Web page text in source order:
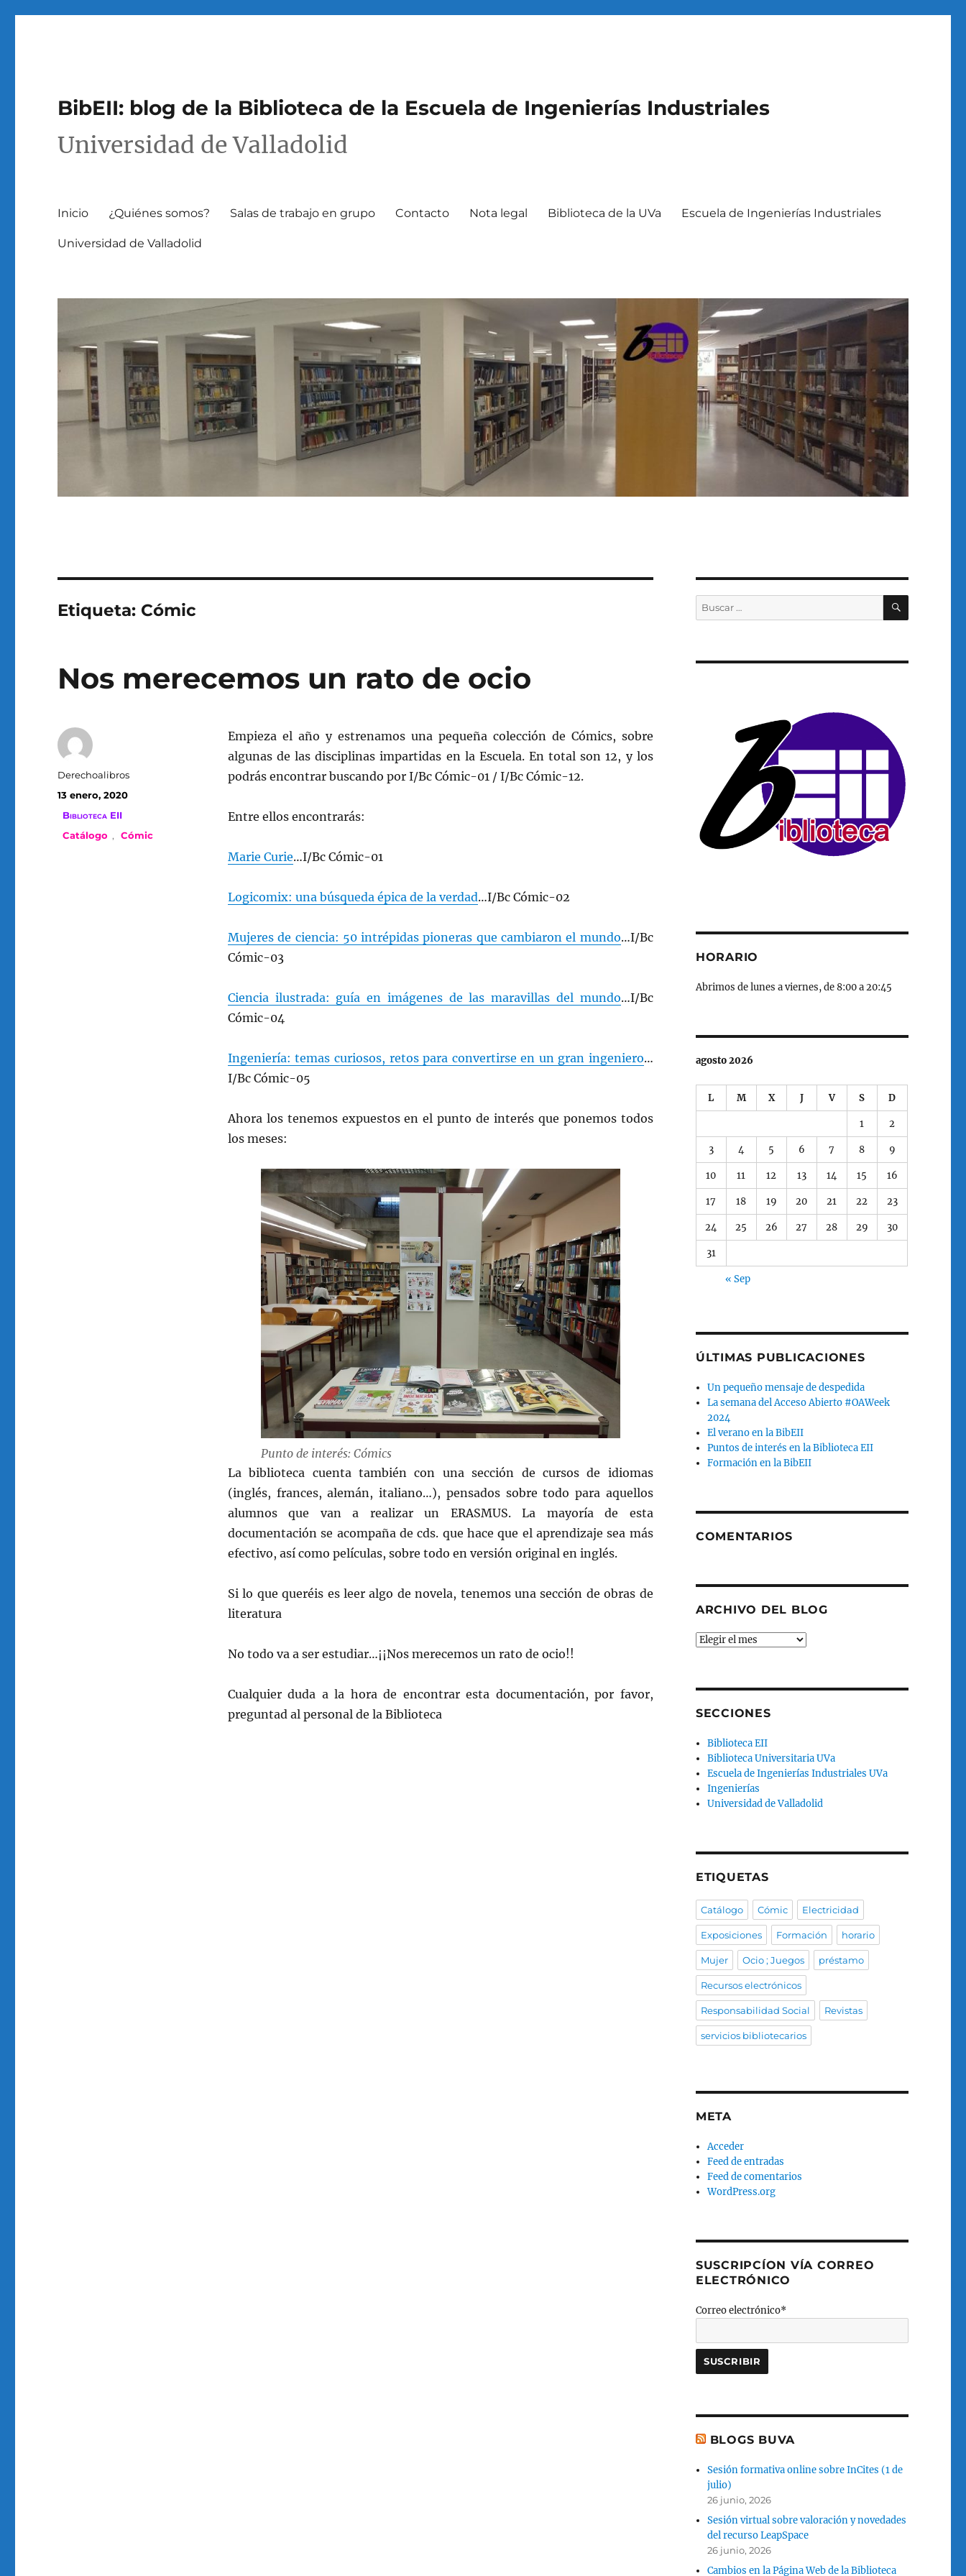
BibEII: blog de la Biblioteca de la Escuela de Ingenierías Industriales
Universidad de Valladolid
Inicio ¿Quiénes somos? Salas de trabajo en grupo Contacto Nota legal Biblioteca de la UVa Escuela de Ingenierías Industriales
Universidad de Valladolid
Etiqueta: Cómic
Nos merecemos un rato de ocio
Empieza el año y estrenamos una pequeña colección de Cómics, sobre
algunas de las disciplinas impartidas en la Escuela. En total son 12, y los
podrás encontrar buscando por I/Bc Cómic-01 / I/Bc Cómic-12.
Entre ellos encontrarás:
Marie Curie…I/Bc Cómic-01
Logicomix: una búsqueda épica de la verdad…I/Bc Cómic-02
Mujeres de ciencia: 50 intrépidas pioneras que cambiaron el mundo…I/Bc
Cómic-03
Ciencia ilustrada: guía en imágenes de las maravillas del mundo…I/Bc
Cómic-04
Ingeniería: temas curiosos, retos para convertirse en un gran ingeniero…
I/Bc Cómic-05
Ahora los tenemos expuestos en el punto de interés que ponemos todos
los meses:
Punto de interés: Cómics
La biblioteca cuenta también con una sección de cursos de idiomas
(inglés, frances, alemán, italiano…), pensados sobre todo para aquellos
alumnos que van a realizar un ERASMUS. La mayoría de esta
documentación se acompaña de cds. que hace que el aprendizaje sea más
efectivo, así como películas, sobre todo en versión original en inglés.
Si lo que queréis es leer algo de novela, tenemos una sección de obras de
literatura
No todo va a ser estudiar…¡¡Nos merecemos un rato de ocio!!
Cualquier duda a la hora de encontrar esta documentación, por favor,
preguntad al personal de la Biblioteca
Autor
Derechoalibros
Publicado
el
13 enero, 2020
Categorías
Biblioteca EII
Etiquetas
Catálogo , Cómic
Buscar
por:
BUSCAR
HORARIO
Abrimos de lunes a viernes, de 8:00 a 20:45
agosto 2026
L M X J V S D
1 2
3 4 5 6 7 8 9
10 11 12 13 14 15 16
17 18 19 20 21 22 23
24 25 26 27 28 29 30
31
« Sep
ÚLTIMAS PUBLICACIONES
Un pequeño mensaje de despedida
La semana del Acceso Abierto #OAWeek
2024
El verano en la BibEII
Puntos de interés en la Biblioteca EII
Formación en la BibEII
COMENTARIOS
ARCHIVO DEL BLOG
Archivo
SECCIONES
Biblioteca EII
Biblioteca Universitaria UVa
Escuela de Ingenierías Industriales UVa
Ingenierías
Universidad de Valladolid
ETIQUETAS
Catálogo Cómic Electricidad
Exposiciones Formación horario
Mujer Ocio ; Juegos préstamo
Recursos electrónicos
Responsabilidad Social Revistas
servicios bibliotecarios
META
Acceder
Feed de entradas
Feed de comentarios
WordPress.org
SUSCRIPCÍON VÍA CORREO
ELECTRÓNICO
Correo electrónico*
BLOGS BUVA
Sesión formativa online sobre InCites (1 de
julio)
26 junio, 2026
Sesión virtual sobre valoración y novedades
del recurso LeapSpace
26 junio, 2026
Cambios en la Página Web de la Biblioteca